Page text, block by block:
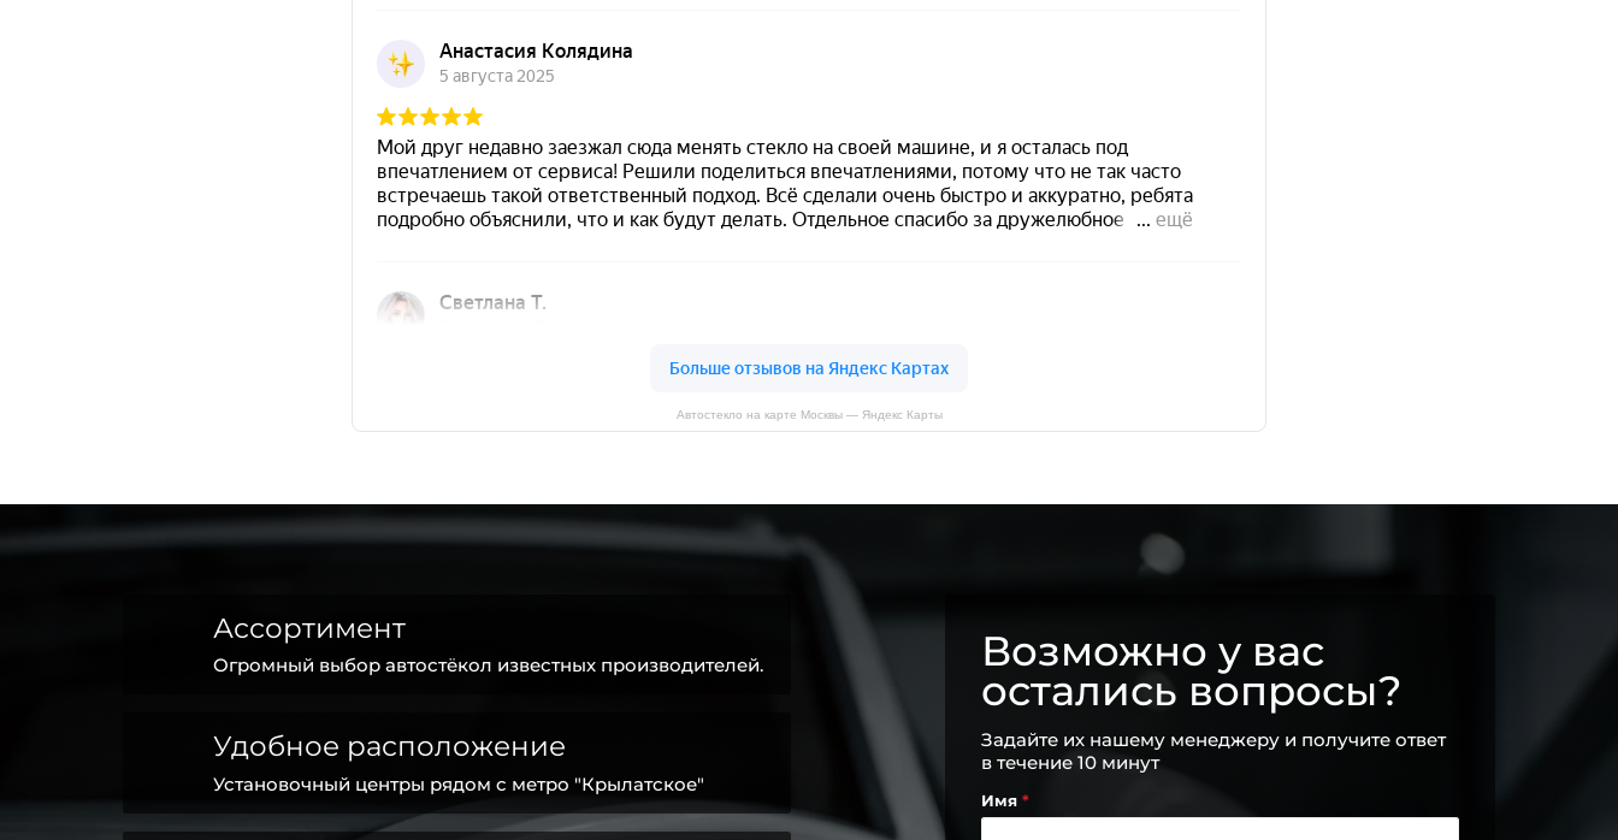
Автостекло на карте Москвы — Яндекс Карты
Ассортимент
Огромный выбор автостёкол известных производителей.
Удобное расположение
Установочный центры рядом с метро "Крылатское"
Возможно у вас
остались вопросы?
Задайте их нашему менеджеру и получите ответ
в течение 10 минут
Имя